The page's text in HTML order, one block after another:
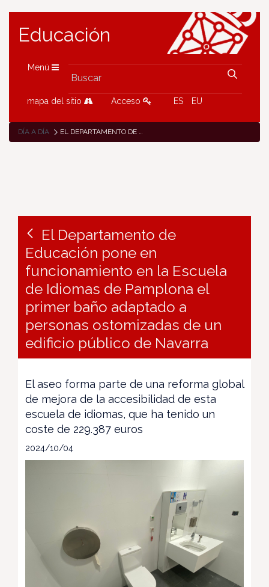
Educación
Menú
mapa del sitio Acceso ES EU
DÍA A DÍA EL DEPARTAMENTO DE EDUCACIÓN PONE EN FUNCIONAMIENTO EN LA ESCUELA DE IDIOMAS DE PAMPLONA EL PRIMER BAÑO ADAPTADO A PERSONAS OSTOMIZADAS DE UN EDIFICIO PÚBLICO DE NAVARRA
El Departamento de
Educación pone en
funcionamiento en la Escuela
de Idiomas de Pamplona el
primer baño adaptado a
personas ostomizadas de un
edificio público de Navarra
El aseo forma parte de una reforma global
de mejora de la accesibilidad de esta
escuela de idiomas, que ha tenido un
coste de 229.387 euros
2024/10/04